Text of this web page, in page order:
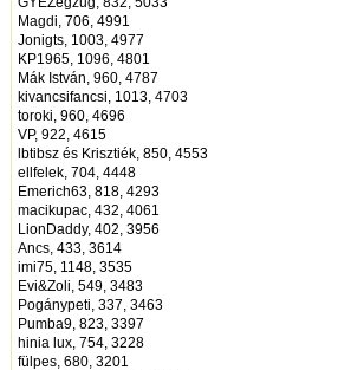
Magdi, 706, 4991
Jonigts, 1003, 4977
KP1965, 1096, 4801
Mák István, 960, 4787
kivancsifancsi, 1013, 4703
toroki, 960, 4696
VP, 922, 4615
lbtibsz és Krisztiék, 850, 4553
ellfelek, 704, 4448
Emerich63, 818, 4293
macikupac, 432, 4061
LionDaddy, 402, 3956
Ancs, 433, 3614
imi75, 1148, 3535
Evi&Zoli, 549, 3483
Pogánypeti, 337, 3463
Pumba9, 823, 3397
hinia lux, 754, 3228
fülpes, 680, 3201